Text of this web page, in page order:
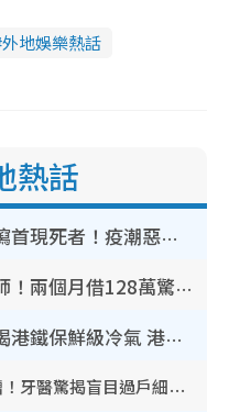
外地娛樂熱話
熱話
奪命寄生蟲｜食生菜狂瀉首現死者！疫潮惡化錄1.8萬宗病例 揭洗菜3大謬誤
銀行高層戀上水療女技師！兩個月借128萬驚覺「沉船」沉落火海 揭背後疑似邪教操控賣淫
內地客歎港人唔識老！揭港鐵保鮮級冷氣 港人求放過：咪投訴
牙線棒亂用隨時越清越污糟！牙醫驚揭盲目過戶細菌恐致蛀牙：呢種先係日常真保養